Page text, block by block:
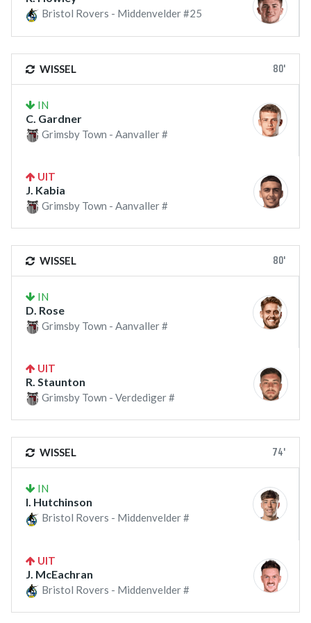
Bristol Rovers - Middenvelder #25
WISSEL 80'
IN
C. Gardner
Grimsby Town - Aanvaller #
UIT
J. Kabia
Grimsby Town - Aanvaller #
WISSEL 80'
IN
D. Rose
Grimsby Town - Aanvaller #
UIT
R. Staunton
Grimsby Town - Verdediger #
WISSEL 74'
IN
I. Hutchinson
Bristol Rovers - Middenvelder #
UIT
J. McEachran
Bristol Rovers - Middenvelder #